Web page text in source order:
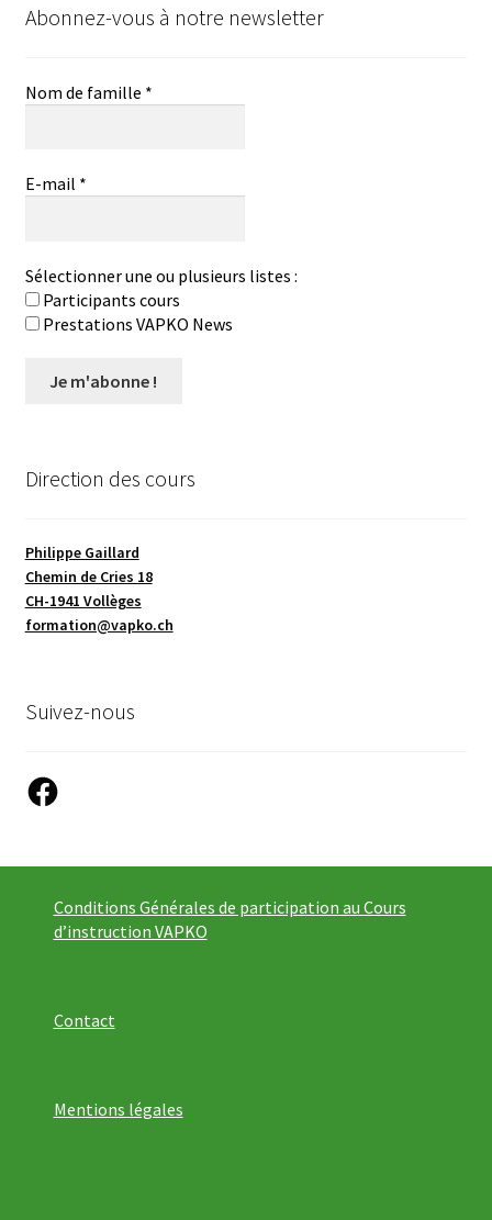
Abonnez-vous à notre newsletter
Nom de famille *
E-mail *
Sélectionner une ou plusieurs listes :
Participants cours
Prestations VAPKO News
Direction des cours
Philippe Gaillard
Chemin de Cries 18
CH-1941 Vollèges
formation@vapko.ch
Suivez-nous
Facebook
Conditions Générales de participation au Cours
d’instruction VAPKO
Contact
Mentions légales